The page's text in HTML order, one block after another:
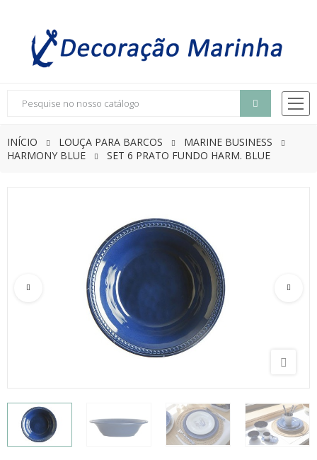
INÍCIO LOUÇA PARA BARCOS
MARINE BUSINESS
HARMONY BLUE
SET 6 PRATO FUNDO HARM. BLUE